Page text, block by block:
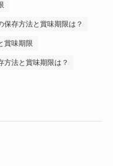
保存方法と賞味期限は？
賞味期限
方法と賞味期限は？